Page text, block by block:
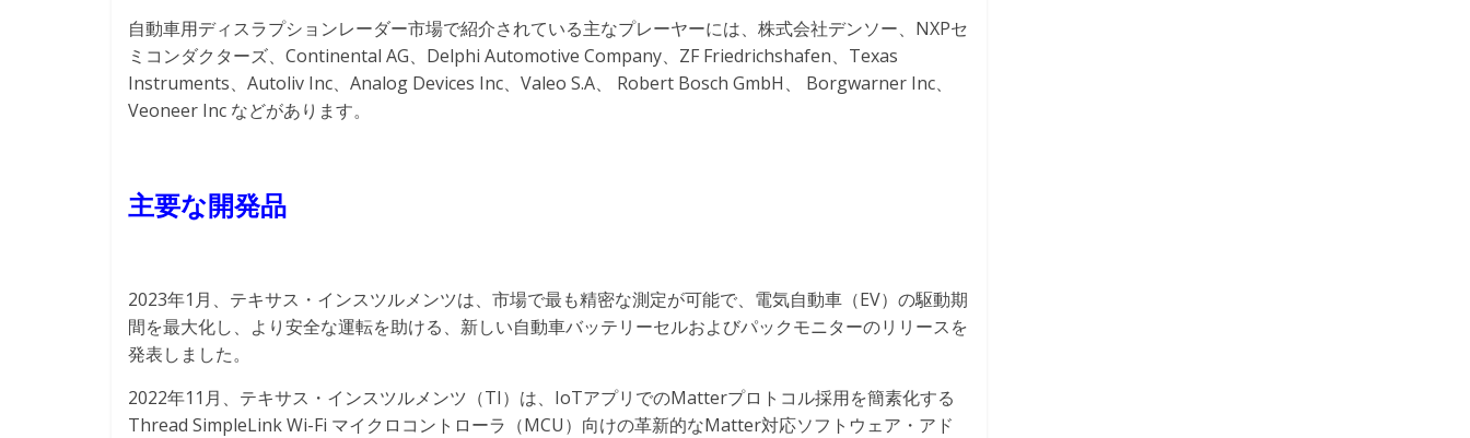
自動車用ディスラプションレーダー市場で紹介されている主なプレーヤーには、株式会社デンソー、NXPセ
ミコンダクターズ、Continental AG、Delphi Automotive Company、ZF Friedrichshafen、Texas
Instruments、Autoliv Inc、Analog Devices Inc、Valeo S.A、 Robert Bosch GmbH、 Borgwarner Inc、
Veoneer Inc などがあります。
主要な開発品
2023年1月、テキサス・インスツルメンツは、市場で最も精密な測定が可能で、電気自動車（EV）の駆動期
間を最大化し、より安全な運転を助ける、新しい自動車バッテリーセルおよびパックモニターのリリースを
発表しました。
2022年11月、テキサス・インスツルメンツ（TI）は、IoTアプリでのMatterプロトコル採用を簡素化する
Thread SimpleLink Wi-Fi マイクロコントローラ（MCU）向けの革新的なMatter対応ソフトウェア・アド